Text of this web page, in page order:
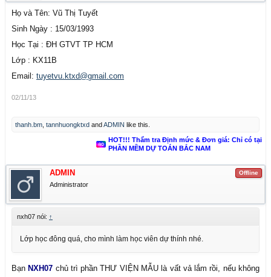
Họ và Tên: Vũ Thị Tuyết
Sinh Ngày : 15/03/1993
Học Tại : ĐH GTVT TP HCM
Lớp : KX11B
Email: tuyetvu.ktxd@gmail.com
02/11/13
thanh.bm tannhuongktxd andADMIN like this.
HOT!!! Thẩm tra Định mức & Đơn giá: Chỉ có tại
PHẦN MỀM DỰ TOÁN BẮC NAM
Offline
ADMIN
Administrator
nxh07 nói: ↑
Lớp học đông quá, cho mình làm học viên dự thính nhé.
Bạn NXH07 chủ trì phần THƯ VIỆN MẪU là vất vả lắm rồi, nếu không